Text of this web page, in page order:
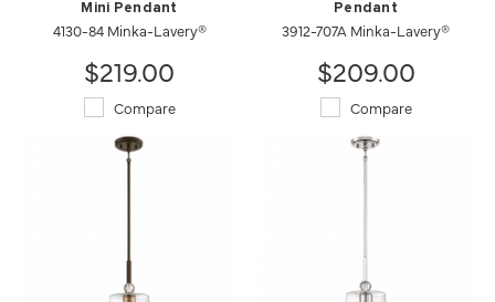
Mini Pendant
4130-84 Minka-Lavery®
$219.00
Compare
Pendant
3912-707A Minka-Lavery®
$209.00
Compare